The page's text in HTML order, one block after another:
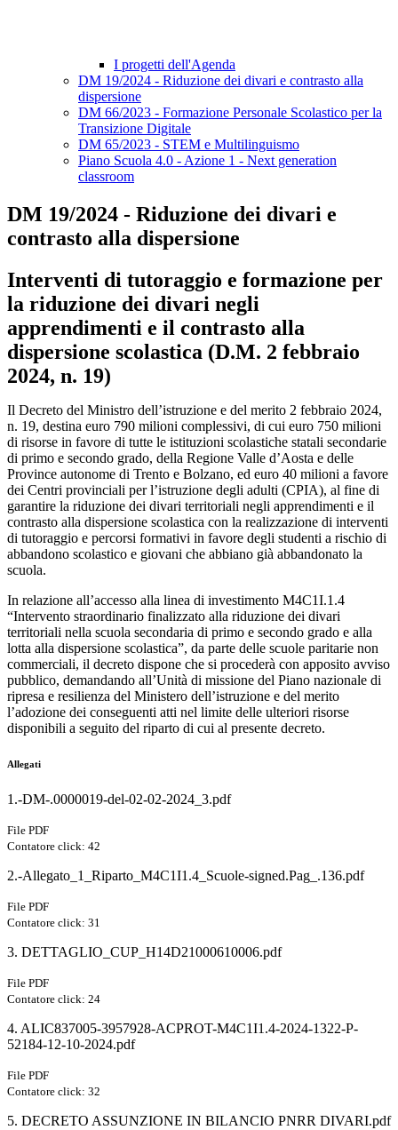
I progetti dell'Agenda
DM 19/2024 - Riduzione dei divari e contrasto alla
dispersione
DM 66/2023 - Formazione Personale Scolastico per la
Transizione Digitale
DM 65/2023 - STEM e Multilinguismo
Piano Scuola 4.0 - Azione 1 - Next generation
classroom
DM 19/2024 - Riduzione dei divari e
contrasto alla dispersione
Interventi di tutoraggio e formazione per
la riduzione dei divari negli
apprendimenti e il contrasto alla
dispersione scolastica (D.M. 2 febbraio
2024, n. 19)
Il Decreto del Ministro dell’istruzione e del merito 2 febbraio 2024,
n. 19, destina euro 790 milioni complessivi, di cui euro 750 milioni
di risorse in favore di tutte le istituzioni scolastiche statali secondarie
di primo e secondo grado, della Regione Valle d’Aosta e delle
Province autonome di Trento e Bolzano, ed euro 40 milioni a favore
dei Centri provinciali per l’istruzione degli adulti (CPIA), al fine di
garantire la riduzione dei divari territoriali negli apprendimenti e il
contrasto alla dispersione scolastica con la realizzazione di interventi
di tutoraggio e percorsi formativi in favore degli studenti a rischio di
abbandono scolastico e giovani che abbiano già abbandonato la
scuola.
In relazione all’accesso alla linea di investimento M4C1I.1.4
“Intervento straordinario finalizzato alla riduzione dei divari
territoriali nella scuola secondaria di primo e secondo grado e alla
lotta alla dispersione scolastica”, da parte delle scuole paritarie non
commerciali, il decreto dispone che si procederà con apposito avviso
pubblico, demandando all’Unità di missione del Piano nazionale di
ripresa e resilienza del Ministero dell’istruzione e del merito
l’adozione dei conseguenti atti nel limite delle ulteriori risorse
disponibili a seguito del riparto di cui al presente decreto.
Allegati
1.-DM-.0000019-del-02-02-2024_3.pdf
File PDF
Contatore click: 42
2.-Allegato_1_Riparto_M4C1I1.4_Scuole-signed.Pag_.136.pdf
File PDF
Contatore click: 31
3. DETTAGLIO_CUP_H14D21000610006.pdf
File PDF
Contatore click: 24
4. ALIC837005-3957928-ACPROT-M4C1I1.4-2024-1322-P-
52184-12-10-2024.pdf
File PDF
Contatore click: 32
5. DECRETO ASSUNZIONE IN BILANCIO PNRR DIVARI.pdf